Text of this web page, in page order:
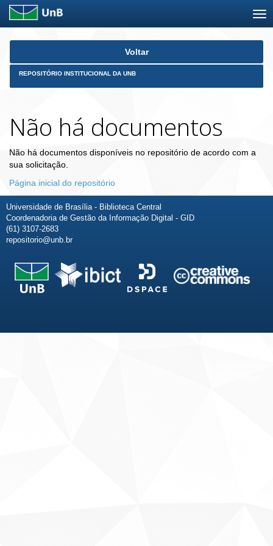
Skip
Voltar
REPOSITÓRIO INSTITUCIONAL DA UNB
Não há documentos
Não há documentos disponíveis no repositório de acordo com a
sua solicitação.
Página inicial do repositório
Universidade de Brasília - Biblioteca Central
Coordenadoria de Gestão da Informação Digital - GID
(61) 3107-2683
repositorio@unb.br